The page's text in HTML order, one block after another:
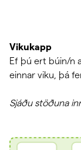
Vikukapp
Ef þú ert búin/n
einnar viku, þá
Sjáðu stöðuna